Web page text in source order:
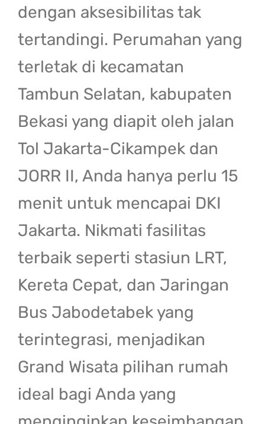
dengan aksesibilitas tak
tertandingi. Perumahan yang
terletak di kecamatan
Tambun Selatan, kabupaten
Bekasi yang diapit oleh jalan
Tol Jakarta-Cikampek dan
JORR II, Anda hanya perlu 15
menit untuk mencapai DKI
Jakarta. Nikmati fasilitas
terbaik seperti stasiun LRT,
Kereta Cepat, dan Jaringan
Bus Jabodetabek yang
terintegrasi, menjadikan
Grand Wisata pilihan rumah
ideal bagi Anda yang